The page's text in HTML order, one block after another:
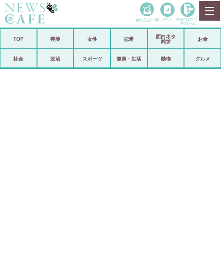
政治
当たる占い師 占い 登録• ログイン
マイルーム
TOP 芸能 女性 恋愛
面白ネタ
雑学
お金
社会 政治 スポーツ 健康・生活 動物 グルメ